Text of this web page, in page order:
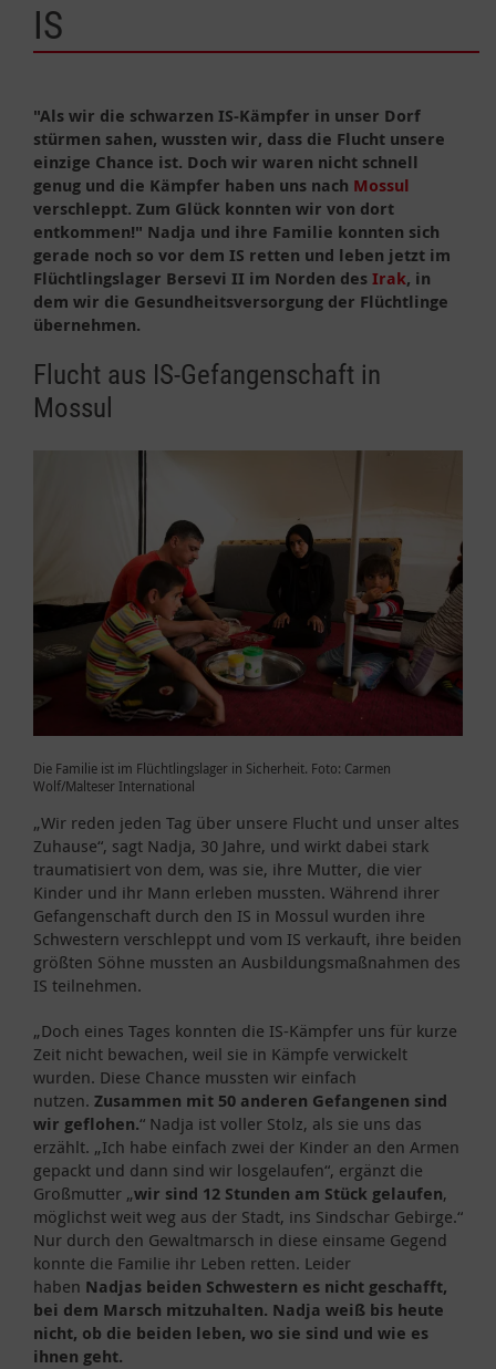
IS
"Als wir die schwarzen IS-Kämpfer in unser Dorf
stürmen sahen, wussten wir, dass die Flucht unsere
einzige Chance ist. Doch wir waren nicht schnell
genug und die Kämpfer haben uns nach Mossul
verschleppt. Zum Glück konnten wir von dort
entkommen!" Nadja und ihre Familie konnten sich
gerade noch so vor dem IS retten und leben jetzt im
Flüchtlingslager Bersevi II im Norden desIrak, in
dem wir die Gesundheitsversorgung der Flüchtlinge
übernehmen.
Flucht aus IS-Gefangenschaft in
Mossul
Die Familie ist im Flüchtlingslager in Sicherheit. Foto: Carmen
Wolf/Malteser International
„Wir reden jeden Tag über unsere Flucht und unser altes
Zuhause“, sagt Nadja, 30 Jahre, und wirkt dabei stark
traumatisiert von dem, was sie, ihre Mutter, die vier
Kinder und ihr Mann erleben mussten. Während ihrer
Gefangenschaft durch den IS in Mossul wurden ihre
Schwestern verschleppt und vom IS verkauft, ihre beiden
größten Söhne mussten an Ausbildungsmaßnahmen des
IS teilnehmen.
„Doch eines Tages konnten die IS-Kämpfer uns für kurze
Zeit nicht bewachen, weil sie in Kämpfe verwickelt
wurden. Diese Chance mussten wir einfach
nutzen. Zusammen mit 50 anderen Gefangenen sind
wir geflohen.“ Nadja ist voller Stolz, als sie uns das
erzählt. „Ich habe einfach zwei der Kinder an den Armen
gepackt und dann sind wir losgelaufen“, ergänzt die
Großmutter „wir sind 12 Stunden am Stück gelaufen,
möglichst weit weg aus der Stadt, ins Sindschar Gebirge.“
Nur durch den Gewaltmarsch in diese einsame Gegend
konnte die Familie ihr Leben retten. Leider
haben Nadjas beiden Schwestern es nicht geschafft,
bei dem Marsch mitzuhalten. Nadja weiß bis heute
nicht, ob die beiden leben, wo sie sind und wie es
ihnen geht.